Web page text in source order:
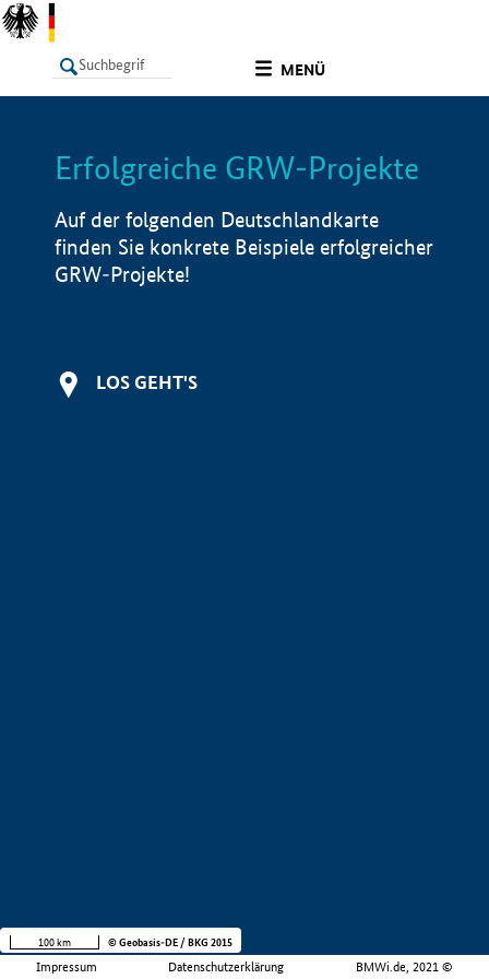
MENÜ
LISTE Info
Erfolgreiche GRW-Projekte
Auf der folgenden Deutschlandkarte
finden Sie konkrete Beispiele erfolgreicher
GRW-Projekte!
LOS GEHT'S
Impressum Datenschutzerklärung BMWi.de, 2021 ©
100 km © Geobasis-DE / BKG 2015